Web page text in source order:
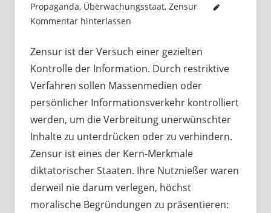
Propaganda, Überwachungsstaat, Zensur
Kommentar hinterlassen
Zensur ist der Versuch einer gezielten
Kontrolle der Information. Durch restriktive
Verfahren sollen Massenmedien oder
persönlicher Informationsverkehr kontrolliert
werden, um die Verbreitung unerwünschter
Inhalte zu unterdrücken oder zu verhindern.
Zensur ist eines der Kern-Merkmale
diktatorischer Staaten. Ihre Nutznießer waren
derweil nie darum verlegen, höchst
moralische Begründungen zu präsentieren: